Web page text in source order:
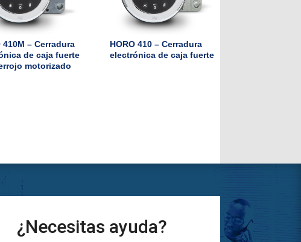
410M – Cerradura
de caja fuerte
motorizado
HORO 410 – Cerradura
electrónica de caja fuerte
¿Necesitas ayuda?